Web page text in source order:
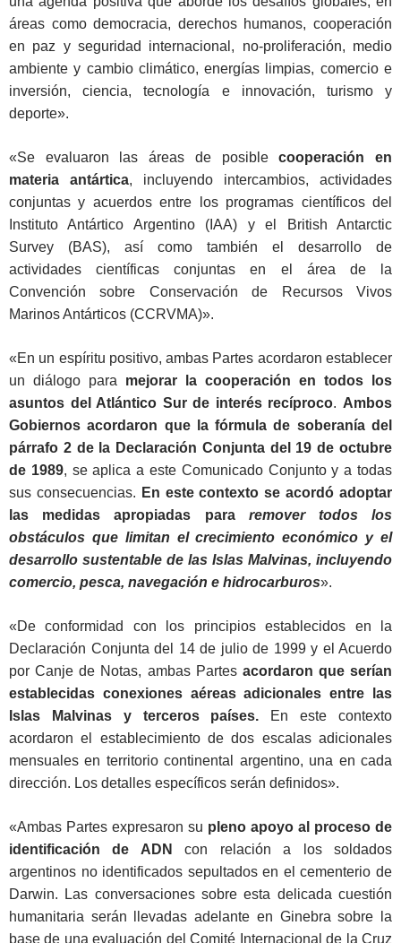
áreas como democracia, derechos humanos, cooperación
en paz y seguridad internacional, no-proliferación, medio
ambiente y cambio climático, energías limpias, comercio e
inversión, ciencia, tecnología e innovación, turismo y
deporte».
«Se evaluaron las áreas de posiblecooperación en
materia antártica, incluyendo intercambios, actividades
conjuntas y acuerdos entre los programas científicos del
Instituto Antártico Argentino (IAA) y el British Antarctic
Survey (BAS), así como también el desarrollo de
actividades científicas conjuntas en el área de la
Convención sobre Conservación de Recursos Vivos
Marinos Antárticos (CCRVMA)».
«En un espíritu positivo, ambas Partes acordaron establecer
un diálogo para mejorar la cooperación en todos los
asuntos del Atlántico Sur de interés recíproco. Ambos
Gobiernos acordaron que la fórmula de soberanía del
párrafo 2 de la Declaración Conjunta del 19 de octubre
de 1989, se aplica a este Comunicado Conjunto y a todas
sus consecuencias. En este contexto se acordó adoptar
las medidas apropiadas para remover todos los
obstáculos que limitan el crecimiento económico y el
desarrollo sustentable de las Islas Malvinas, incluyendo
comercio, pesca, navegación e hidrocarburos».
«De conformidad con los principios establecidos en la
Declaración Conjunta del 14 de julio de 1999 y el Acuerdo
por Canje de Notas, ambas Partes acordaron que serían
establecidas conexiones aéreas adicionales entre las
Islas Malvinas y terceros países. En este contexto
acordaron el establecimiento de dos escalas adicionales
mensuales en territorio continental argentino, una en cada
dirección. Los detalles específicos serán definidos».
«Ambas Partes expresaron su pleno apoyo al proceso de
identificación de ADN
con relación a los soldados
argentinos no identificados sepultados en el cementerio de
Darwin. Las conversaciones sobre esta delicada cuestión
humanitaria serán llevadas adelante en Ginebra sobre la
base de una evaluación del Comité Internacional de la Cruz